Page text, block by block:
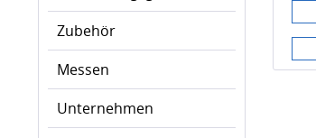
Zubehör
Messen
Unternehmen